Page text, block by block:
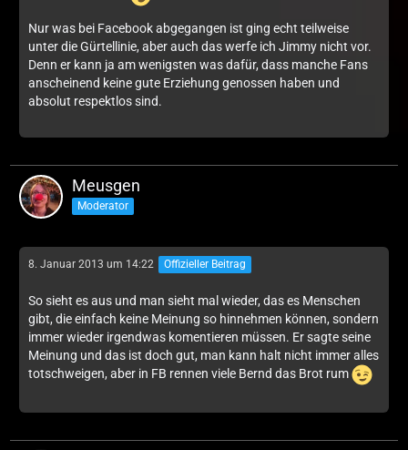
Nur was bei Facebook abgegangen ist ging echt teilweise
unter die Gürtellinie, aber auch das werfe ich Jimmy nicht vor.
Denn er kann ja am wenigsten was dafür, dass manche Fans
anscheinend keine gute Erziehung genossen haben und
absolut respektlos sind.
Meusgen
Moderator
8. Januar 2013 um 14:22 Offizieller Beitrag
So sieht es aus und man sieht mal wieder, das es Menschen
gibt, die einfach keine Meinung so hinnehmen können, sondern
immer wieder irgendwas komentieren müssen. Er sagte seine
Meinung und das ist doch gut, man kann halt nicht immer alles
totschweigen, aber in FB rennen viele Bernd das Brot rum